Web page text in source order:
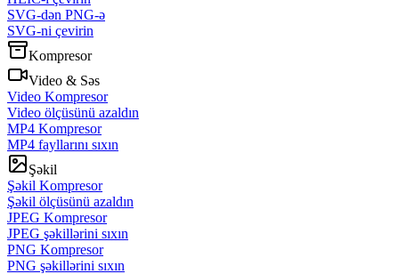
SVG-dən PNG-ə
SVG-ni çevirin
Kompresor
Video & Səs
Video Kompresor
Video ölçüsünü azaldın
MP4 Kompresor
MP4 fayllarını sıxın
Şəkil
Şəkil Kompresor
Şəkil ölçüsünü azaldın
JPEG Kompresor
JPEG şəkillərini sıxın
PNG Kompresor
PNG şəkillərini sıxın